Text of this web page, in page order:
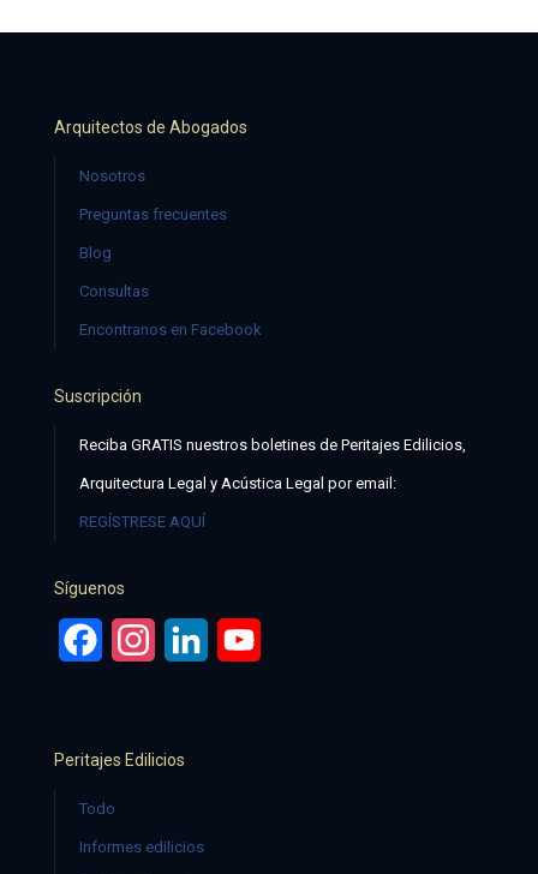
Arquitectos de Abogados
Nosotros
Preguntas frecuentes
Blog
Consultas
Encontranos en Facebook
Suscripción
Reciba GRATIS nuestros boletines de Peritajes Edilicios,
Arquitectura Legal y Acústica Legal por email:
REGÍSTRESE AQUÍ
Síguenos
FacebookInstagramLinkedIn
Peritajes Edilicios
Todo
Informes edilicios